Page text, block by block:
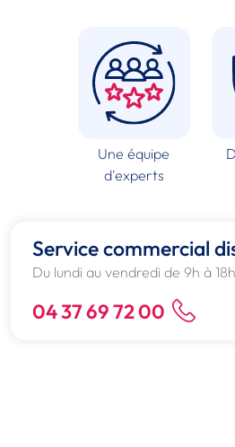
Une équipe
d'experts
Service commercial
Du lundi au vendredi de 9h à 18h
04 37 69 72 00